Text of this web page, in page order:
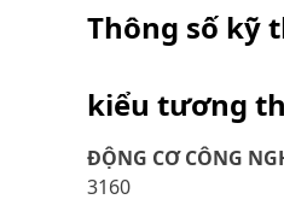
Thông số kỹ
kiểu tương
ĐỘNG CƠ CÔNG
3160